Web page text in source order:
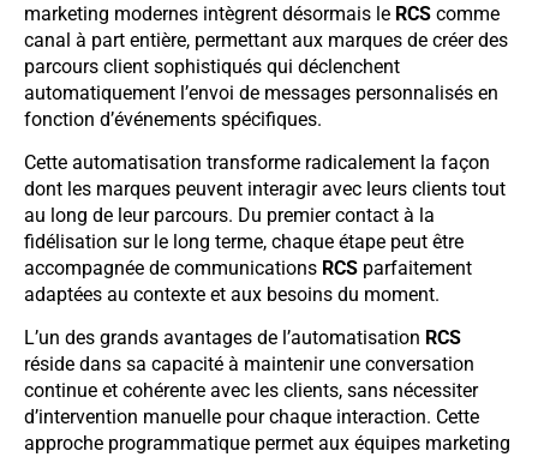
marketing modernes intègrent désormais le RCS comme
canal à part entière, permettant aux marques de créer des
parcours client sophistiqués qui déclenchent
automatiquement l’envoi de messages personnalisés en
fonction d’événements spécifiques.
Cette automatisation transforme radicalement la façon
dont les marques peuvent interagir avec leurs clients tout
au long de leur parcours. Du premier contact à la
fidélisation sur le long terme, chaque étape peut être
accompagnée de communications RCS parfaitement
adaptées au contexte et aux besoins du moment.
L’un des grands avantages de l’automatisation RCS
réside dans sa capacité à maintenir une conversation
continue et cohérente avec les clients, sans nécessiter
d’intervention manuelle pour chaque interaction. Cette
approche programmatique permet aux équipes marketing